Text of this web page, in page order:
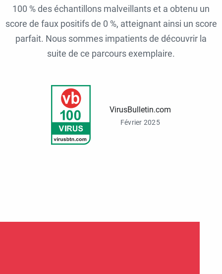
100 % des échantillons malveillants et a obtenu un
score de faux positifs de 0 %, atteignant ainsi un score
parfait. Nous sommes impatients de découvrir la
suite de ce parcours exemplaire.
VirusBulletin.com
Février 2025